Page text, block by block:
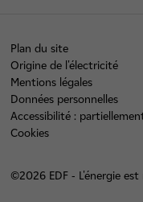
Plan du site
Origine de l'électricité
Mentions légales
Données personnelles
Accessibilité :
Cookies
©2026 EDF - L'énergie